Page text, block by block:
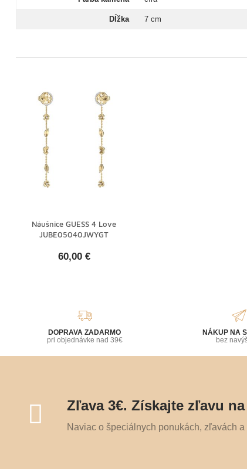
Dĺžka 7 cm
Náušnice GUESS 4 Love
JUBE05040JWYGT
60,00 €
DOPRAVA ZADARMO
pri objednávke nad 39€
NÁKUP NA
bez
Zľava 3€. Získajte zľavu
Naviac o špeciálnych ponukách, zľavách